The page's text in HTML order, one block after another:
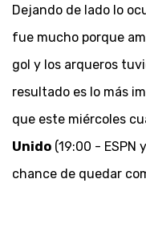
Dejando de lado lo
fue mucho porque
gol y los arqueros
resultado es lo más
que este miércoles
Unido (19:00 - ESPN
chance de quedar